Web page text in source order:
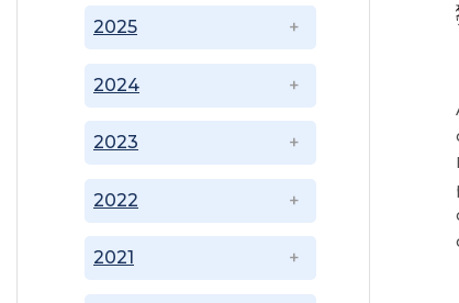
2021
2022
2023
2024
2025